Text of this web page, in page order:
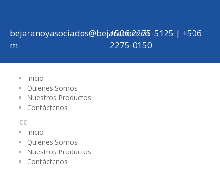
bejaranoyasociados@bejaranocr.co
m
+506 2275-5125 | +506
2275-0150
Inicio
Quienes Somos
Nuestros Productos
Contáctenos
Inicio
Quienes Somos
Nuestros Productos
Contáctenos